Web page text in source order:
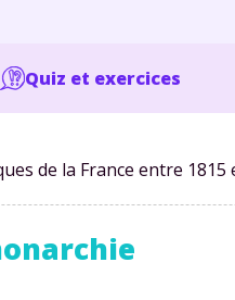
Quiz et exercices
de la France entre 1815